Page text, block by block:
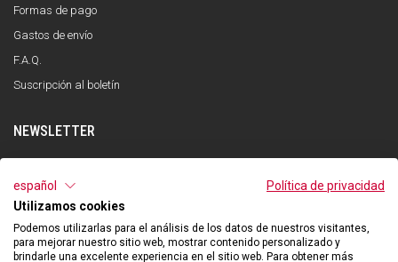
Formas de pago
Gastos de envío
F.A.Q.
Suscripción al boletín
NEWSLETTER
INSCRÍBETE
He leído y entendido la política de privacidad y acepto el tratamiento de mis
de acuerdo con lo indicado en la política de privacidad.
español
Política de privacidad
Utilizamos cookies
Podemos utilizarlas para el análisis de los datos de nuestros visitantes,
para mejorar nuestro sitio web, mostrar contenido personalizado y
brindarle una excelente experiencia en el sitio web. Para obtener más